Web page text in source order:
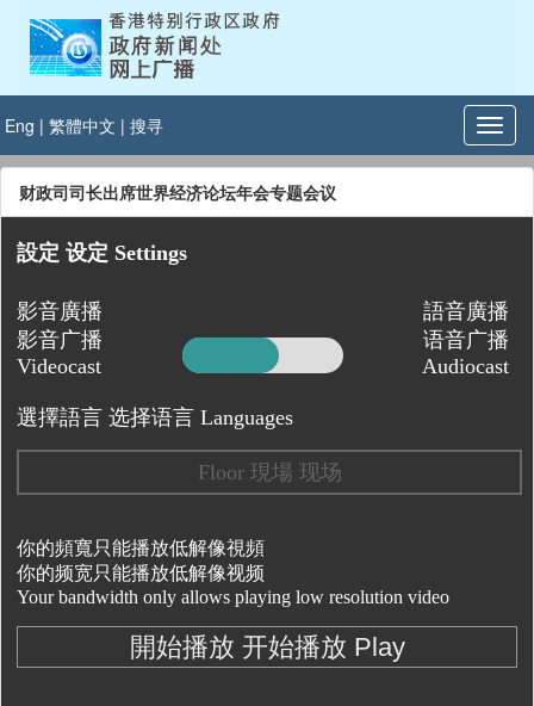
Eng | 繁體中文 | 搜寻
财政司司长出席世界经济论坛年会专题会议